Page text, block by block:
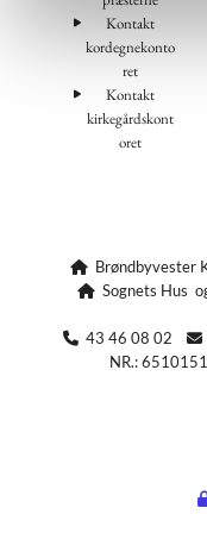
Kontakt
kordegnekonto
ret
Kontakt
kirkegårdskont
oret
 Brøndbyvester
Sognets Hus
43 46 08 02 
NR.: